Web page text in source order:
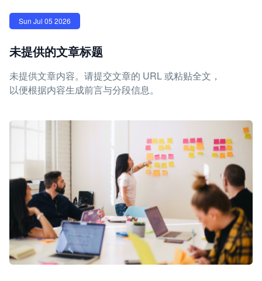
Sun Jul 05 2026
未提供的文章标题
未提供文章内容。请提交文章的 URL 或粘贴全文，
以便根据内容生成前言与分段信息。